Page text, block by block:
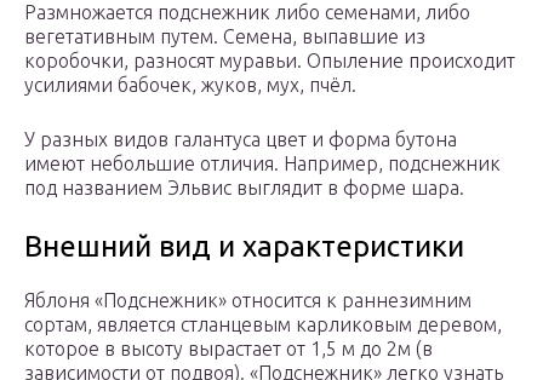
Размножается подснежник либо семенами, либо
вегетативным путем. Семена, выпавшие из
коробочки, разносят муравьи. Опыление происходит
усилиями бабочек, жуков, мух, пчёл.
У разных видов галантуса цвет и форма бутона
имеют небольшие отличия. Например, подснежник
под названием Эльвис выглядит в форме шара.
Внешний вид и характеристики
Яблоня «Подснежник» относится к раннезимним
сортам, является стланцевым карликовым деревом,
которое в высоту вырастает от 1,5 м до 2м (в
зависимости от подвоя). «Подснежник» легко узнать